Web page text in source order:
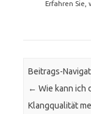
Erfahren Sie,
Beitrags-
← Wie kann ich
Klangqualität